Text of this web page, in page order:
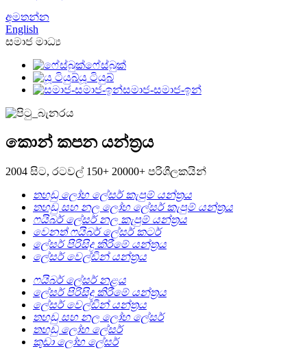
අමතන්න
English
සමාජ මාධ්‍ය
ෆේස්බුක්
යූ ටියුබ්
සමාජ-සමාජ-ඉන්
කොන් කපන යන්ත්‍රය
2004 සිට, රටවල් 150+ 20000+ පරිශීලකයින්
තහඩු ලෝහ ලේසර් කැපුම් යන්ත්‍රය
තහඩු සහ නල ලෝහ ලේසර් කැපුම් යන්ත්‍රය
ෆයිබර් ලේසර් නල කැපුම් යන්ත්‍රය
වෙනත් ෆයිබර් ලේසර් කටර්
ලේසර් පිරිසිදු කිරීමේ යන්ත්‍රය
ලේසර් වෙල්ඩින් යන්ත්‍රය
ෆයිබර් ලේසර් නළය
ලේසර් පිරිසිදු කිරීමේ යන්ත්‍රය
ලේසර් වෙල්ඩින් යන්ත්‍රය
තහඩු සහ නල ලෝහ ලේසර්
තහඩු ලෝහ ලේසර්
කුඩා ලෝහ ලේසර්